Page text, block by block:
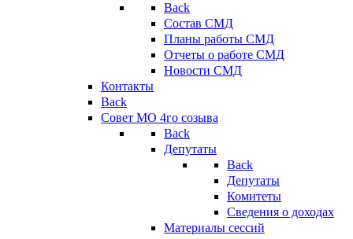
Back
Состав СМД
Планы работы СМД
Отчеты о работе СМД
Новости СМД
Контакты
Back
Совет МО 4го созыва
Back
Депутаты
Back
Депутаты
Комитеты
Сведения о доходах
Материалы сессий